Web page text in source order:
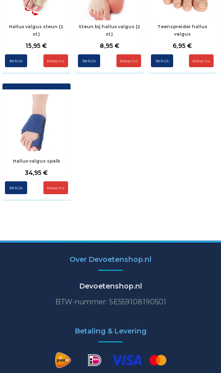
Hallux valgus steun (2
st.)
15,95 €
Bekijk Koop nu
Steun bij hallux valgus (2
st.)
8,95 €
Bekijk
Teenspreider hallux
valgus
6,95 €
Bekijk
Hallux valgus spalk
34,95 €
Bekijk
Over Devoetenshop.nl
Devoetenshop.nl
BTW-nummer: SE559108190501
Betaling & Levering